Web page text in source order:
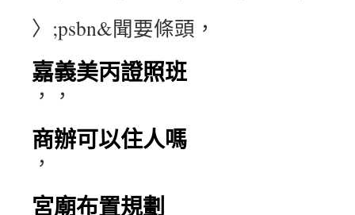
〉;psbn&聞要條頭，
嘉義美丙證照班
，，
商辦可以住人嗎
，
宮廟布置規劃